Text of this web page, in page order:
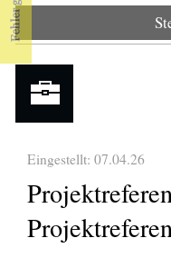
Eingestellt: 07.04.26